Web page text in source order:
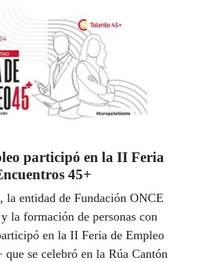
participó en la II Feria
45+
la entidad de Fundación ONCE
la formación de personas con
en la II Feria de Empleo
que se celebró en la Rúa Cantón